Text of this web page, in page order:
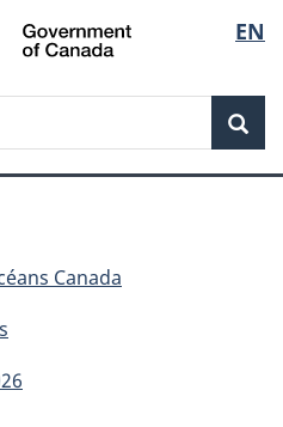
Passer
au
Passer
à
gouvernement »
Passer
à
simplifiée
de
la
EN
Canada